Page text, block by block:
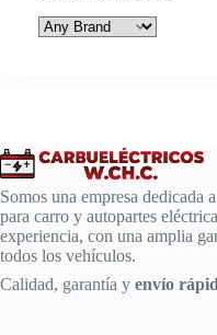
Somos una empresa dedicada
para carro y autopartes
experiencia, con una amplia
todos los vehículos.
Calidad, garantía y envío